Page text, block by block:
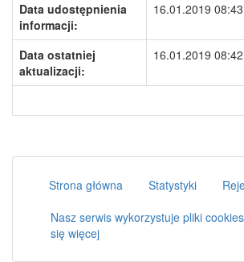
Data udostępnienia
informacji:
16.01.2019
Data ostatniej
aktualizacji:
16.01.2019
Strona główna Statystyki
Nasz serwis wykorzystuje pliki
się więcej